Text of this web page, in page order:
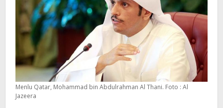
Menlu Qatar, Mohammad bin Abdulrahman Al Thani. Foto : Al
Jazeera